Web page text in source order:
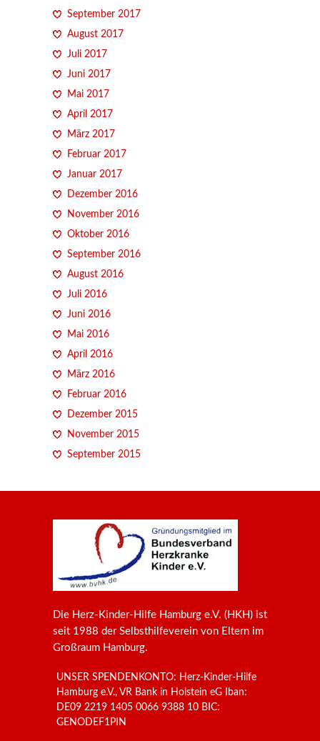
September 2017
August 2017
Juli 2017
Juni 2017
Mai 2017
April 2017
März 2017
Februar 2017
Januar 2017
Dezember 2016
November 2016
Oktober 2016
September 2016
August 2016
Juli 2016
Juni 2016
Mai 2016
April 2016
März 2016
Februar 2016
Dezember 2015
November 2015
September 2015
Die Herz-Kinder-Hilfe Hamburg e.V. (HKH) ist
seit 1988 der Selbsthilfeverein von Eltern im
Großraum Hamburg.
UNSER SPENDENKONTO: Herz-Kinder-Hilfe
Hamburg e.V., VR Bank in Holstein eG Iban:
DE09 2219 1405 0066 9388 10 BIC:
GENODEF1PIN